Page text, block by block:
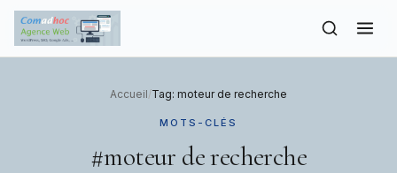
content
Accueil/Tag: moteur de recherche
MOTS-CLÉS
#moteur de recherche